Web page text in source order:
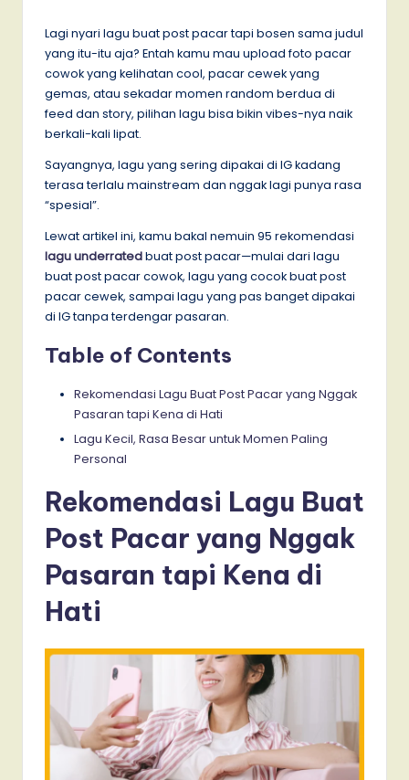
Lagi nyari lagu buat post pacar tapi bosen sama judul
yang itu-itu aja? Entah kamu mau upload foto pacar
cowok yang kelihatan cool, pacar cewek yang
gemas, atau sekadar momen random berdua di
feed dan story, pilihan lagu bisa bikin vibes-nya naik
berkali-kali lipat.
Sayangnya, lagu yang sering dipakai di IG kadang
terasa terlalu mainstream dan nggak lagi punya rasa
“spesial”.
Lewat artikel ini, kamu bakal nemuin 95 rekomendasi
lagu underratedbuat post pacar—mulai dari lagu
buat post pacar cowok, lagu yang cocok buat post
pacar cewek, sampai lagu yang pas banget dipakai
di IG tanpa terdengar pasaran.
Table of Contents
Rekomendasi Lagu Buat Post Pacar yang Nggak
Pasaran tapi Kena di Hati
Lagu Kecil, Rasa Besar untuk Momen Paling
Personal
Rekomendasi Lagu Buat
Post Pacar yang Nggak
Pasaran tapi Kena di
Hati